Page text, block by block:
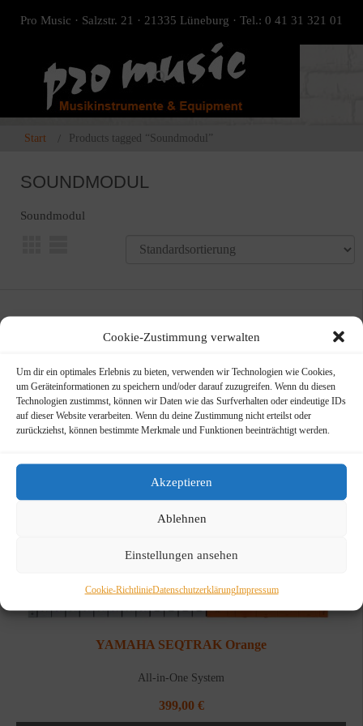
Cookie-Zustimmung verwalten
Um dir ein optimales Erlebnis zu bieten, verwenden wir Technologien wie Cookies,
um Geräteinformationen zu speichern und/oder darauf zuzugreifen. Wenn du diesen
Technologien zustimmst, können wir Daten wie das Surfverhalten oder eindeutige IDs
auf dieser Website verarbeiten. Wenn du deine Zustimmung nicht erteilst oder
zurückziehst, können bestimmte Merkmale und Funktionen beeinträchtigt werden.
Akzeptieren
Ablehnen
Einstellungen ansehen
Cookie-RichtlinieDatenschutzerklärungImpressum
Pro Music · Salzstr. 21 · 21335 Lüneburg · Tel.: 0 41 31 321 01
Start Products tagged “Soundmodul”
SOUNDMODUL
Soundmodul
YAMAHA SEQTRAK Orange
All-in-One System
399,00 €